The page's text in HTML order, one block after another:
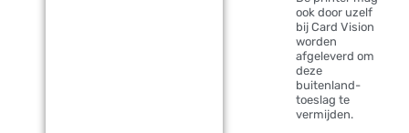
ook door uzelf
bij Card Vision
worden
afgeleverd om
deze
buitenland-
toeslag te
vermijden.